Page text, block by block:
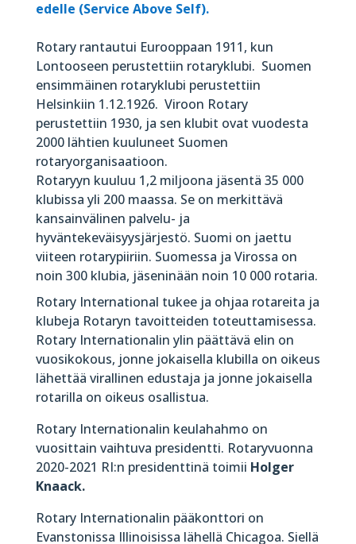
edelle (Service Above Self).
Rotary rantautui Eurooppaan 1911, kun
Lontooseen perustettiin rotaryklubi. Suomen
ensimmäinen rotaryklubi perustettiin
Helsinkiin 1.12.1926. Viroon Rotary
perustettiin 1930, ja sen klubit ovat vuodesta
2000 lähtien kuuluneet Suomen
rotaryorganisaatioon.
Rotaryyn kuuluu 1,2 miljoona jäsentä 35 000
klubissa yli 200 maassa. Se on merkittävä
kansainvälinen palvelu- ja
hyväntekeväisyysjärjestö. Suomi on jaettu
viiteen rotarypiiriin. Suomessa ja Virossa on
noin 300 klubia, jäseninään noin 10 000 rotaria.
Rotary International tukee ja ohjaa rotareita ja
klubeja Rotaryn tavoitteiden toteuttamisessa.
Rotary Internationalin ylin päättävä elin on
vuosikokous, jonne jokaisella klubilla on oikeus
lähettää virallinen edustaja ja jonne jokaisella
rotarilla on oikeus osallistua.
Rotary Internationalin keulahahmo on
vuosittain vaihtuva presidentti. Rotaryvuonna
2020-2021 RI:n presidenttinä toimii Holger
Knaack.
Rotary Internationalin pääkonttori on
Evanstonissa Illinoisissa lähellä Chicagoa. Siellä